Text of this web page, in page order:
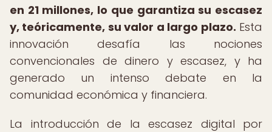
en 21 millones, lo que garantiza su escasez
y, teóricamente, su valor a largo plazo. Esta
innovación desafía las nociones
convencionales de dinero y escasez, y ha
generado un intenso debate en la
comunidad económica y financiera.
La introducción de la escasez digital por